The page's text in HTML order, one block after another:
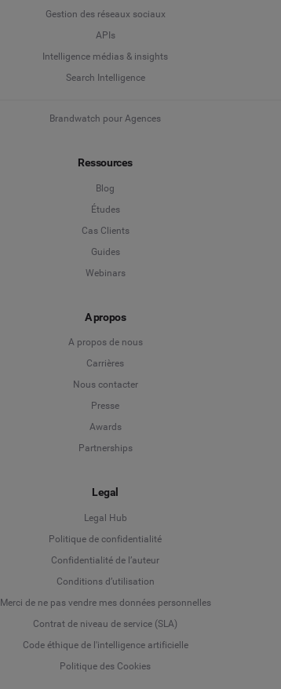
Gestion des réseaux sociaux
APIs
Intelligence médias & insights
Search Intelligence
Brandwatch pour Agences
Ressources
Blog
Études
Cas Clients
Guides
Webinars
A propos
A propos de nous
Carrières
Nous contacter
Presse
Awards
Partnerships
Legal
Legal Hub
Politique de confidentialité
Confidentialité de l’auteur
Conditions d’utilisation
Merci de ne pas vendre mes données personnelles
Contrat de niveau de service (SLA)
Code éthique de l'intelligence artificielle
Politique des Cookies
Deutsch